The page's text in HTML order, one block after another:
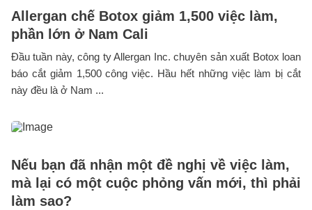
Allergan chế Botox giảm 1,500 việc làm,
phần lớn ở Nam Cali
Đầu tuần này, công ty Allergan Inc. chuyên sản xuất Botox loan
báo cắt giảm 1,500 công việc. Hầu hết những việc làm bị cắt
này đều là ở Nam ...
Nếu bạn đã nhận một đề nghị về việc làm,
mà lại có một cuộc phỏng vấn mới, thì phải
làm sao?